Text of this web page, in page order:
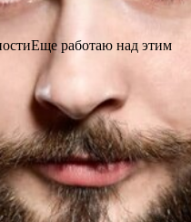
Еще работаю над этим